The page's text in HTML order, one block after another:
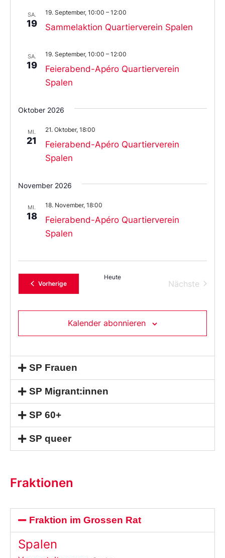
SA.
19 Sammelaktion Quartierverein Spalen
19. September, 10:00 – 12:00
SA.
19
Feierabend-Apéro Quartierverein
Spalen
19. September, 10:00 – 12:00
Oktober 2026
MI.
21
Feierabend-Apéro Quartierverein
Spalen
21. Oktober, 18:00
November 2026
MI.
18
Feierabend-Apéro Quartierverein
Spalen
18. November, 18:00
VorherigeVeranstaltungen
Heute
Nächste
Kalender abonnieren
SP Frauen
SP Migrant:innen
SP 60+
SP queer
Fraktionen
Fraktion im Grossen Rat
Spalen